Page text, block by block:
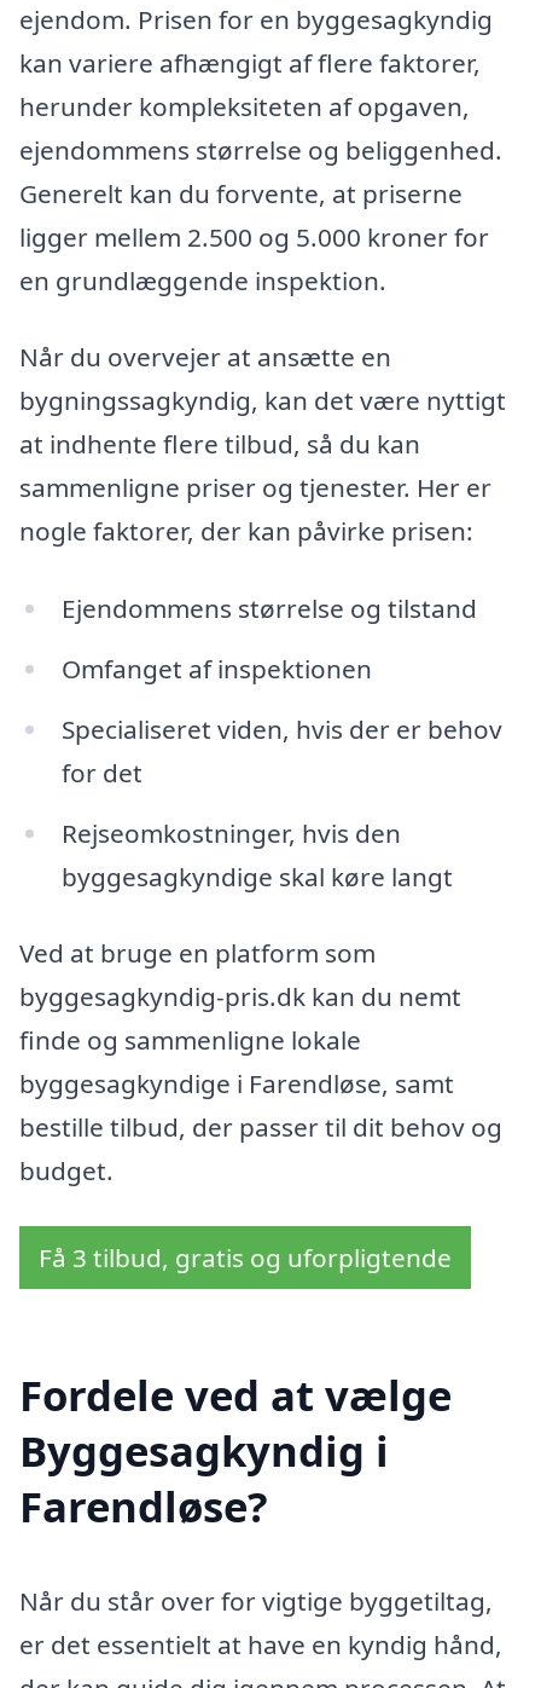
ejendom. Prisen for en byggesagkyndig
kan variere afhængigt af flere faktorer,
herunder kompleksiteten af opgaven,
ejendommens størrelse og beliggenhed.
Generelt kan du forvente, at priserne
ligger mellem 2.500 og 5.000 kroner for
en grundlæggende inspektion.
Når du overvejer at ansætte en
bygningssagkyndig, kan det være nyttigt
at indhente flere tilbud, så du kan
sammenligne priser og tjenester. Her er
nogle faktorer, der kan påvirke prisen:
Ejendommens størrelse og tilstand
Omfanget af inspektionen
Specialiseret viden, hvis der er behov
for det
Rejseomkostninger, hvis den
byggesagkyndige skal køre langt
Ved at bruge en platform som
byggesagkyndig-pris.dk kan du nemt
finde og sammenligne lokale
byggesagkyndige i Farendløse, samt
bestille tilbud, der passer til dit behov og
budget.
Få 3 tilbud, gratis og uforpligtende
Fordele ved at vælge
Byggesagkyndig i
Farendløse?
Når du står over for vigtige byggetiltag,
er det essentielt at have en kyndig hånd,